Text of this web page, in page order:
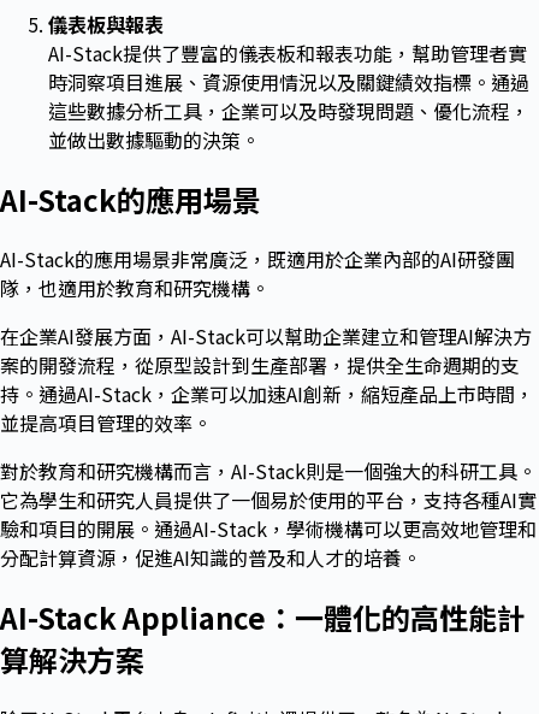
儀表板與報表
AI-Stack提供了豐富的儀表板和報表功能，幫助管理者實
時洞察項目進展、資源使用情況以及關鍵績效指標。通過
這些數據分析工具，企業可以及時發現問題、優化流程，
並做出數據驅動的決策。
AI-Stack的應用場景
AI-Stack的應用場景非常廣泛，既適用於企業內部的AI研發團
隊，也適用於教育和研究機構。
在企業AI發展方面，AI-Stack可以幫助企業建立和管理AI解決方
案的開發流程，從原型設計到生產部署，提供全生命週期的支
持。通過AI-Stack，企業可以加速AI創新，縮短產品上市時間，
並提高項目管理的效率。
對於教育和研究機構而言，AI-Stack則是一個強大的科研工具。
它為學生和研究人員提供了一個易於使用的平台，支持各種AI實
驗和項目的開展。通過AI-Stack，學術機構可以更高效地管理和
分配計算資源，促進AI知識的普及和人才的培養。
AI-Stack Appliance ：一體化的高性能計
算解決方案